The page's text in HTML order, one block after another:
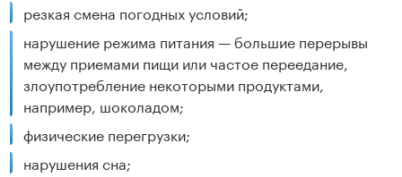
резкая смена погодных условий;
нарушение режима питания — большие перерывы
между приемами пищи или частое переедание,
злоупотребление некоторыми продуктами,
например, шоколадом;
физические перегрузки;
нарушения сна;